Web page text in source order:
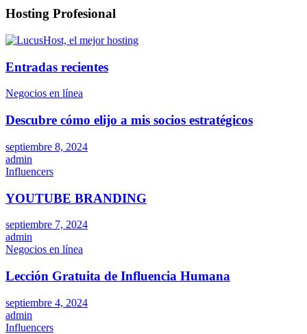
Hosting Profesional
Entradas recientes
Negocios en línea
Descubre cómo elijo a mis socios estratégicos
septiembre 8, 2024
admin
Influencers
YOUTUBE BRANDING
septiembre 7, 2024
admin
Negocios en línea
Lección Gratuita de Influencia Humana
septiembre 4, 2024
admin
Influencers